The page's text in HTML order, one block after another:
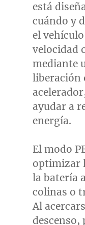
está
cuándo y
el
velocidad
mediante
liberación
ayudar a
energía.
El modo
optimizar
la batería
colinas o
Al
descenso,